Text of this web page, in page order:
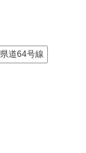
県道64号線